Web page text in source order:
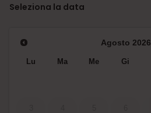
Seleziona la data
Agosto 2026
Lu Ma Me Gi